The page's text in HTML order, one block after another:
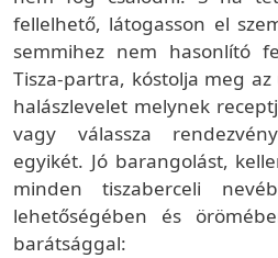
fellelhető, látogasson el
semmihez nem hasonlító
Tisza-partra, kóstolja meg
halászlevelet melynek
vagy válassza
egyikét. Jó barangolást,
minden tiszaberceli
lehetőségében és
barátsággal: